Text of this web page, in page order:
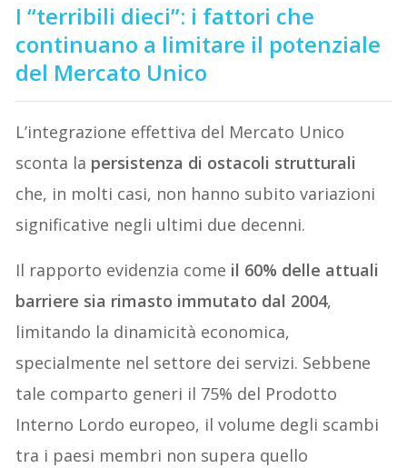
I “terribili dieci”: i fattori che
continuano a limitare il potenziale
del Mercato Unico
L’integrazione effettiva del Mercato Unico
sconta la persistenza di ostacoli strutturali
che, in molti casi, non hanno subito variazioni
significative negli ultimi due decenni.
Il rapporto evidenzia come il 60% delle attuali
barriere sia rimasto immutato dal 2004,
limitando la dinamicità economica,
specialmente nel settore dei servizi. Sebbene
tale comparto generi il 75% del Prodotto
Interno Lordo europeo, il volume degli scambi
tra i paesi membri non supera quello